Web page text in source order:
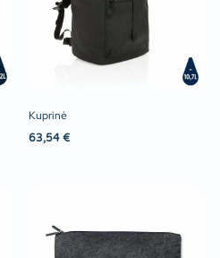
Kuprinė
63,54 €